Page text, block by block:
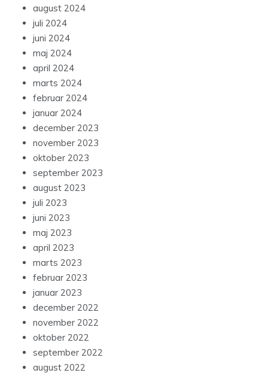
august 2024
juli 2024
juni 2024
maj 2024
april 2024
marts 2024
februar 2024
januar 2024
december 2023
november 2023
oktober 2023
september 2023
august 2023
juli 2023
juni 2023
maj 2023
april 2023
marts 2023
februar 2023
januar 2023
december 2022
november 2022
oktober 2022
september 2022
august 2022